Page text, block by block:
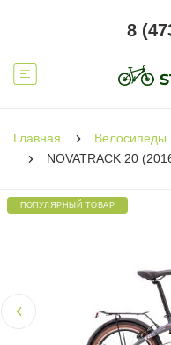
8
Главная Велосипеды
NOVATRACK 20
ПОПУЛЯРНЫЙ ТОВАР